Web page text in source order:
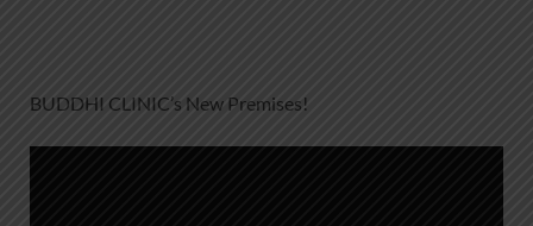
BUDDHI CLINIC’s New Premises!